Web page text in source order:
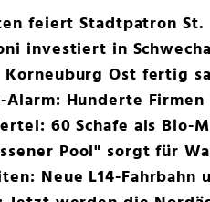
feiert Stadtpatron
investiert in
Korneuburg Ost fertig
Alarm: Hunderte
60 Schafe als Bio-
Pool" sorgt für
Neue L14-Fahrbahn